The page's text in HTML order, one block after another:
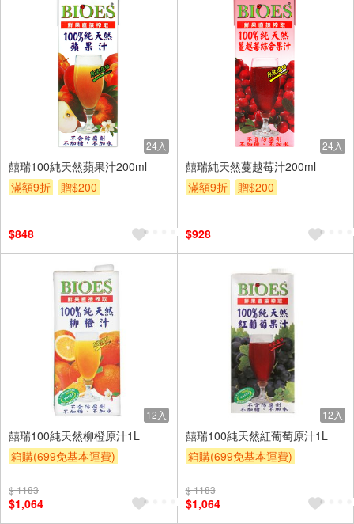
24入
囍瑞100純天然蘋果汁200ml
滿額9折
贈$200
$848
24入
囍瑞純天然蔓越莓汁200ml
滿額9折
贈$200
$928
12入
囍瑞100純天然柳橙原汁1L
箱購(699免基本運費)
$ 1183
$1,064
12入
囍瑞100純天然紅葡萄原汁1L
箱購(699免基本運費)
$ 1183
$1,064